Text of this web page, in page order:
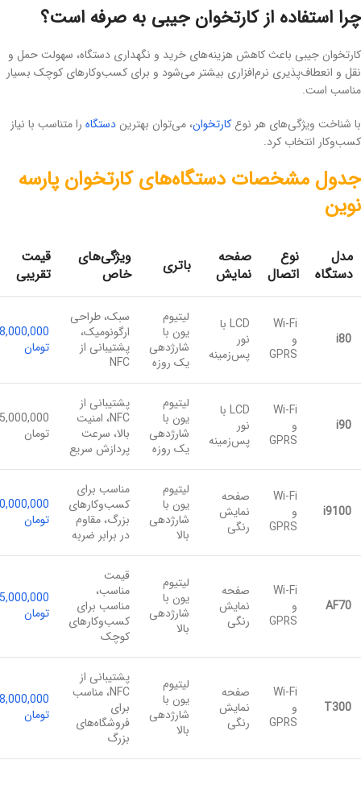
چرا استفاده از کارتخوان جیبی به صرفه است؟
کارتخوان جیبی باعث کاهش هزینه‌های خرید و نگهداری دستگاه، سهولت حمل و
نقل و انعطاف‌پذیری نرم‌افزاری بیشتر می‌شود و برای کسب‌وکارهای کوچک بسیار
مناسب است.
با شناخت ویژگی‌های هر نوعکارتخوان، می‌توان بهترین دستگاه را متناسب با نیاز
کسب‌وکار انتخاب کرد.
جدول مشخصات دستگاه‌های کارتخوان پارسه
نوین
مدل
دستگاه
نوع
اتصال
صفحه
نمایش
باتری
ویژگی‌های
خاص
قیمت
تقریبی
i80
Wi-Fi
و
GPRS
LCD با
نور
پس‌زمینه
لیتیوم
یون با
شارژدهی
یک روزه
سبک، طراحی
ارگونومیک،
پشتیبانی از
NFC
تومان
i90
Wi-Fi
و
GPRS
LCD با
نور
پس‌زمینه
لیتیوم
یون با
شارژدهی
یک روزه
پشتیبانی از
NFC، امنیت
بالا، سرعت
پردازش سریع
تومان
i9100
Wi-Fi
و
GPRS
صفحه
نمایش
رنگی
لیتیوم
یون با
شارژدهی
بالا
مناسب برای
کسب‌وکارهای
بزرگ، مقاوم
در برابر ضربه
تومان
AF70
Wi-Fi
و
GPRS
صفحه
نمایش
رنگی
لیتیوم
یون با
شارژدهی
بالا
قیمت
مناسب،
مناسب برای
کسب‌وکارهای
کوچک
تومان
T300
Wi-Fi
و
GPRS
صفحه
نمایش
رنگی
لیتیوم
یون با
شارژدهی
بالا
پشتیبانی از
NFC، مناسب
برای
فروشگاه‌های
بزرگ
تومان